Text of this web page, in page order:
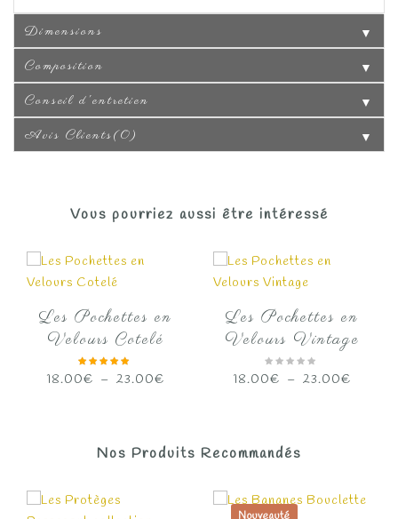
Dimensions ▼
Composition ▼
Conseil d'entretien ▼
Avis Clients(0) ▼
Vous pourriez aussi être intéressé
Les Pochettes en
Velours Cotelé
18.00€ – 23.00€
18.00€
Les Pochettes en
Velours Vintage
18.00€ – 23.00€
Nos Produits Recommandés